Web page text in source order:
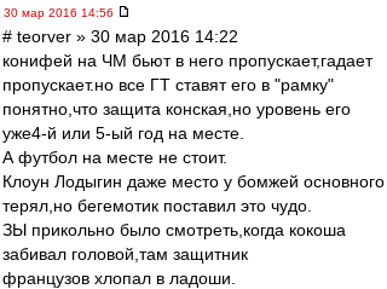
30 мар 2016 14:56
# teorver » 30 мар 2016 14:22
конифей на ЧМ бьют в него пропускает,гадает
пропускает.но все ГТ ставят его в "рамку"
понятно,что защита конская,но уровень его
уже4-й или 5-ый год на месте.
А футбол на месте не стоит.
Клоун Лодыгин даже место у бомжей основного
терял,но бегемотик поставил это чудо.
ЗЫ прикольно было смотреть,когда кокоша
забивал головой,там защитник
французов хлопал в ладоши.